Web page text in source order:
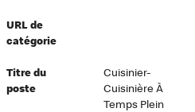
URL de
catégorie
Titre du
poste
Cuisinier-
Cuisinière À
Temps Plein